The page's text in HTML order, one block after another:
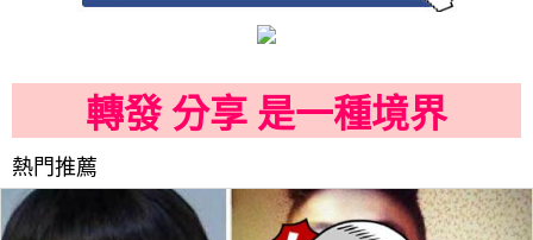
轉發 分享 是一種境界
熱門推薦